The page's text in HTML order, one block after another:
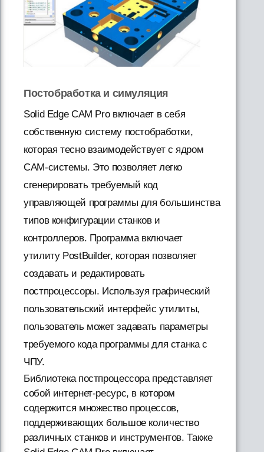
Постобработка и симуляция
Solid Edge CAM Pro включает в себя
собственную систему постобработки,
которая тесно взаимодействует с ядром
CAM-системы. Это позволяет легко
сгенерировать требуемый код
управляющей программы для большинства
типов конфигурации станков и
контроллеров. Программа включает
утилиту PostBuilder, которая позволяет
создавать и редактировать
постпроцессоры. Используя графический
пользовательский интерфейс утилиты,
пользователь может задавать параметры
требуемого кода программы для станка с
ЧПУ.
Библиотека постпроцессора представляет
собой интернет-ресурс, в котором
содержится множество процессов,
поддерживающих большое количество
различных станков и инструментов. Также